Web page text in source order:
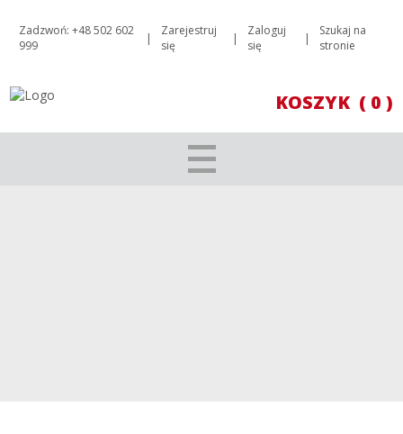
Zadzwoń: +48 502 602
999
|
Zarejestruj
się
|
Zaloguj
się
|
Szukaj na
stronie
KOSZYK ( 0 )